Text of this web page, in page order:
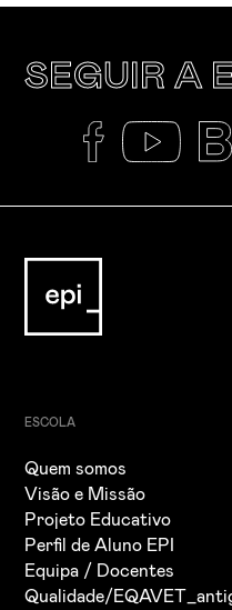
SEGUIR A
ESCOLA
Quem somos
Visão e Missão
Projeto Educativo
Perfil de Aluno EPI
Equipa / Docentes
Qualidade/